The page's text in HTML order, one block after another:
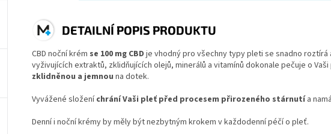
DETAILNÍ POPIS PRODUKTU
CBD noční krém se 100 mg CBD je vhodný pro všechny typy pleti se snadno roztírá
vyživujících extraktů, zklidňujících olejů, minerálů a vitamínů dokonale pečuje o
zklidněnou a jemnou na dotek.
Vyvážené složeníchrání Vaši pleť před procesem přirozeného stárnutía
Denní i noční krémy by měly být nezbytným krokem v každodenní péčí o pleť.